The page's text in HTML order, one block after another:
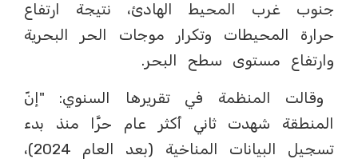
جنوب غرب المحيط الهادئ، نتيجة ارتفاع
حرارة المحيطات وتكرار موجات الحر البحرية
وارتفاع مستوى سطح البحر.
وقالت المنظمة في تقريرها السنوي: "إنّ
المنطقة شهدت ثاني أكثر عام حرَّا منذ بدء
تسجيل البيانات المناخية (بعد العام 2024)،